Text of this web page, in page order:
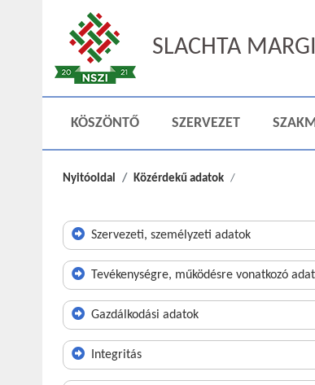
SLACHTA
KÖSZÖNTŐ SZERVEZET
Nyitóoldal Közérdekű adatok
Szervezeti, személyzeti adatok
Tevékenységre, működésre vonatkozó
Gazdálkodási adatok
Integritás